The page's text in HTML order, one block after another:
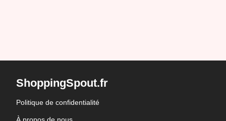
ShoppingSpout.fr
Politique de confidentialité